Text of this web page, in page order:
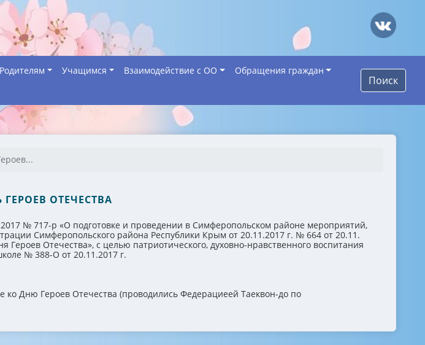
Родителям Учащимся Взаимодействие с ОО
Обращения граждан
Поиск
ГЕРОЕВ ОТЕЧЕСТВА
№ 717-р «О подготовке и проведении в Симферопольском районе мероприятий,
Симферопольского района Республики Крым от 20.11.2017 г. № 664 от 20.11.
Отечества», с целью патриотического, духовно-нравственного воспитания
№ 388-О от 20.11.2017 г.
Дню Героев Отечества (проводились Федерациеей Таеквон-до по